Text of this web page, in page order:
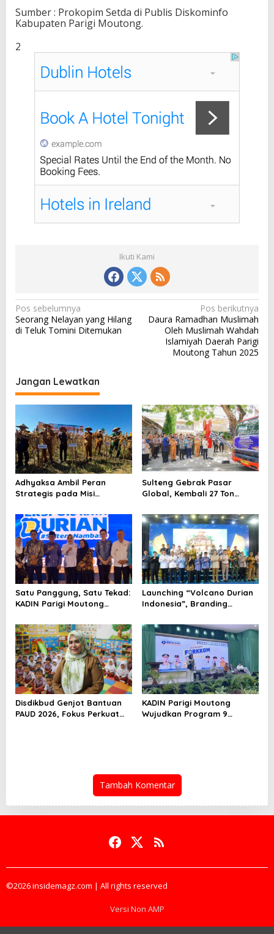
Sumber : Prokopim Setda di Publis Diskominfo
Kabupaten Parigi Moutong.
2
Ikuti Kami
N
a
g
a
i
p
o
s
Pos sebelumnya
Seorang Nelayan yang Hilang
di Teluk Tomini Ditemukan
Pos berikutnya
Daura Ramadhan Muslimah
Oleh Muslimah Wahdah
Islamiyah Daerah Parigi
Moutong Tahun 2025
Jangan Lewatkan
Adhyaksa Ambil Peran
Strategis pada Misi
Sulteng Gebrak Pasar
Global, Kembali 27 Ton
Tiongkok
Satu Panggung, Satu Tekad:
KADIN Parigi Moutong
Mendunia
Launching “Volcano Durian
Indonesia”, Branding
Pasar Global
Disdikbud Genjot Bantuan
PAUD 2026, Fokus Perkuat
KADIN Parigi Moutong
Wujudkan Program 9
Tambah Komentar
©2026 insidemagz.com | All rights reserved
Versi Non AMP